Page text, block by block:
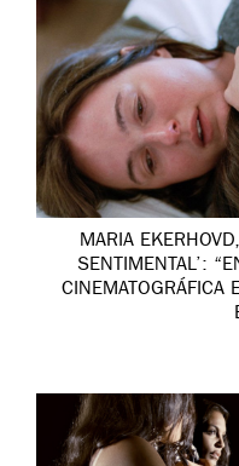
MARIA
SENTIMENTAL’:
CINEMATOGRÁFICA